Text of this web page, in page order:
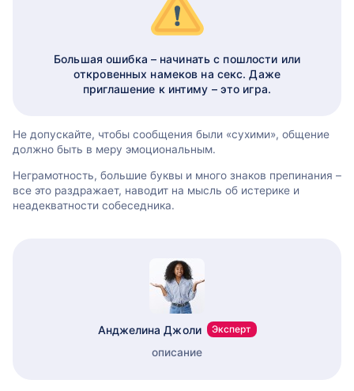
Большая ошибка – начинать с пошлости или
откровенных намеков на секс. Даже
приглашение к интиму – это игра.
Не допускайте, чтобы сообщения были «сухими», общение
должно быть в меру эмоциональным.
Неграмотность, большие буквы и много знаков препинания –
все это раздражает, наводит на мысль об истерике и
неадекватности собеседника.
Анджелина Джоли Эксперт
описание